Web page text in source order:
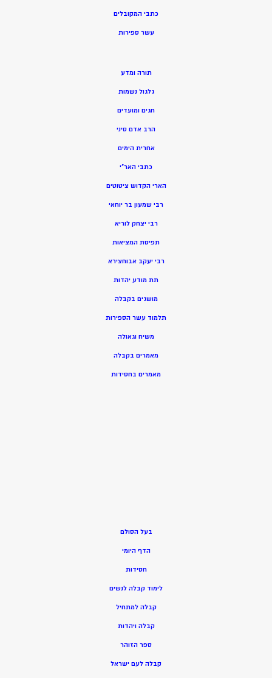
כתבי המקובלים
עשר ספירות
תורה ומדע
גלגול נשמות
חגים ומועדים
הרב אדם סיני
אחרית הימים
כתבי האר”י
הארי הקדוש ציטוטים
רבי שמעון בר יוחאי
רבי יצחק לוריא
תפיסת המציאות
רבי יעקב אבוחצירא
תת מודע יהדות
מושגים בקבלה
תלמוד עשר הספירות
משיח וגאולה
מאמרים בקבלה
מאמרים בחסידות
בעל הסולם
הדף היומי
חסידות
לימוד קבלה לנשים
קבלה למתחיל
קבלה ויהדות
ספר הזוהר
קבלה לעם ישראל